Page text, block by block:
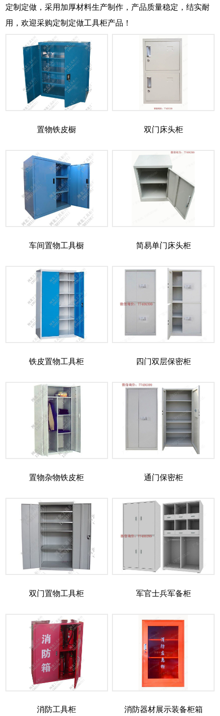
定制定做，采用加厚材料生产制作，产品质量稳定，结实耐
用，欢迎采购定制定做工具柜产品！
置物铁皮橱 双门床头柜
车间置物工具橱 简易单门床头柜
铁皮置物工具柜 四门双层保密柜
置物杂物铁皮柜 通门保密柜
双门置物工具柜 军官士兵军备柜
消防工具柜 消防器材展示装备柜箱